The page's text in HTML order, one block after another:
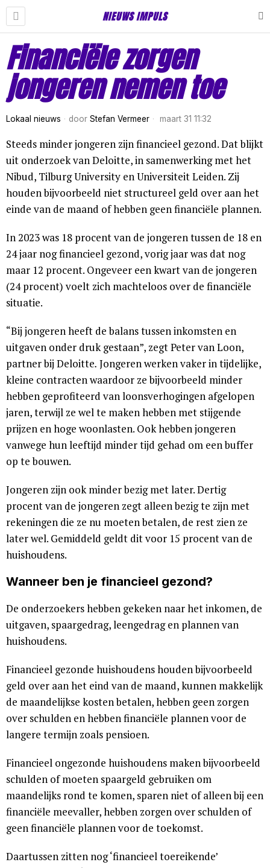
NIEUWS IMPULS
Financiële zorgen
jongeren nemen toe
Lokaal nieuws door Stefan Vermeer maart 31 11:32
Steeds minder jongeren zijn financieel gezond. Dat blijkt
uit onderzoek van Deloitte, in samenwerking met het
Nibud, Tilburg University en Universiteit Leiden. Zij
houden bijvoorbeeld niet structureel geld over aan het
einde van de maand of hebben geen financiële plannen.
In 2023 was 18 procent van de jongeren tussen de 18 en
24 jaar nog financieel gezond, vorig jaar was dat nog
maar 12 procent. Ongeveer een kwart van de jongeren
(24 procent) voelt zich machteloos over de financiële
situatie.
“Bij jongeren heeft de balans tussen inkomsten en
uitgaven onder druk gestaan”, zegt Peter van Loon,
partner bij Deloitte. Jongeren werken vaker in tijdelijke,
kleine contracten waardoor ze bijvoorbeeld minder
hebben geprofiteerd van loonsverhogingen afgelopen
jaren, terwijl ze wel te maken hebben met stijgende
prijzen en hoge woonlasten. Ook hebben jongeren
vanwege hun leeftijd minder tijd gehad om een buffer
op te bouwen.
Jongeren zijn ook minder bezig met later. Dertig
procent van de jongeren zegt alleen bezig te zijn met
rekeningen die ze nu moeten betalen, de rest zien ze
later wel. Gemiddeld geldt dit voor 15 procent van de
huishoudens.
Wanneer ben je financieel gezond?
De onderzoekers hebben gekeken naar het inkomen, de
uitgaven, spaargedrag, leengedrag en plannen van
huishoudens.
Financieel gezonde huishoudens houden bijvoorbeeld
geld over aan het eind van de maand, kunnen makkelijk
de maandelijkse kosten betalen, hebben geen zorgen
over schulden en hebben financiële plannen voor de
langere termijn zoals pensioen.
Financieel ongezonde huishoudens maken bijvoorbeeld
schulden of moeten spaargeld gebruiken om
maandelijks rond te komen, sparen niet of alleen bij een
financiële meevaller, hebben zorgen over schulden of
geen financiële plannen voor de toekomst.
Daartussen zitten nog ‘financieel toereikende’